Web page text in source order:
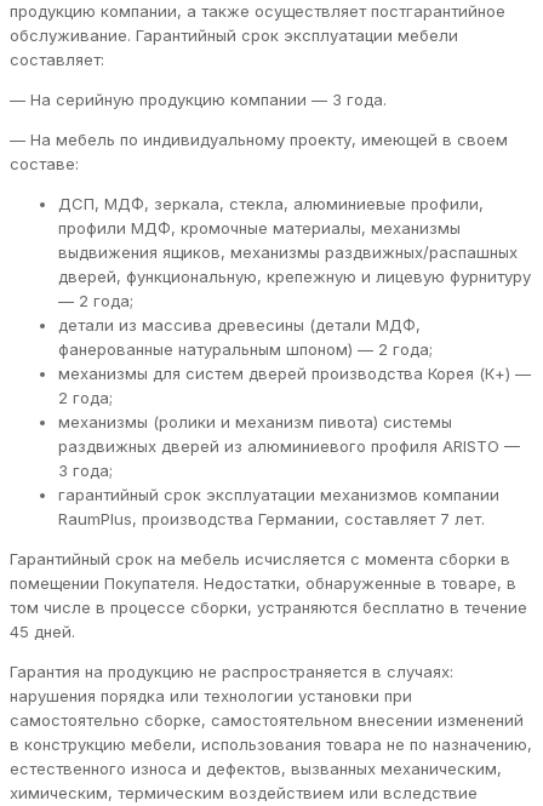
продукцию компании, а также осуществляет постгарантийное
обслуживание. Гарантийный срок эксплуатации мебели
составляет:
— На серийную продукцию компании — 3 года.
— На мебель по индивидуальному проекту, имеющей в своем
составе:
ДСП, МДФ, зеркала, стекла, алюминиевые профили,
профили МДФ, кромочные материалы, механизмы
выдвижения ящиков, механизмы раздвижных/распашных
дверей, функциональную, крепежную и лицевую фурнитуру
— 2 года;
детали из массива древесины (детали МДФ,
фанерованные натуральным шпоном) — 2 года;
механизмы для систем дверей производства Корея (К+) —
2 года;
механизмы (ролики и механизм пивота) системы
раздвижных дверей из алюминиевого профиля ARISTO —
3 года;
гарантийный срок эксплуатации механизмов компании
RaumPlus, производства Германии, составляет 7 лет.
Гарантийный срок на мебель исчисляется с момента сборки в
помещении Покупателя. Недостатки, обнаруженные в товаре, в
том числе в процессе сборки, устраняются бесплатно в течение
45 дней.
Гарантия на продукцию не распространяется в случаях:
нарушения порядка или технологии установки при
самостоятельно сборке, самостоятельном внесении изменений
в конструкцию мебели, использования товара не по назначению,
естественного износа и дефектов, вызванных механическим,
химическим, термическим воздействием или вследствие